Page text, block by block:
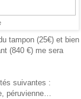
tampon (25€) et bien
(840 €) me sera
suivantes :
péruvienne…